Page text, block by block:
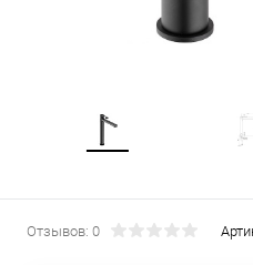
Отзывов: 0